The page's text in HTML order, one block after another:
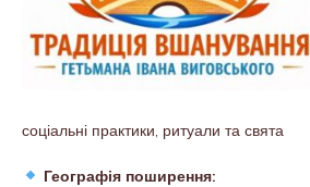
соціальні практики, ритуали та свята
Географія поширення: